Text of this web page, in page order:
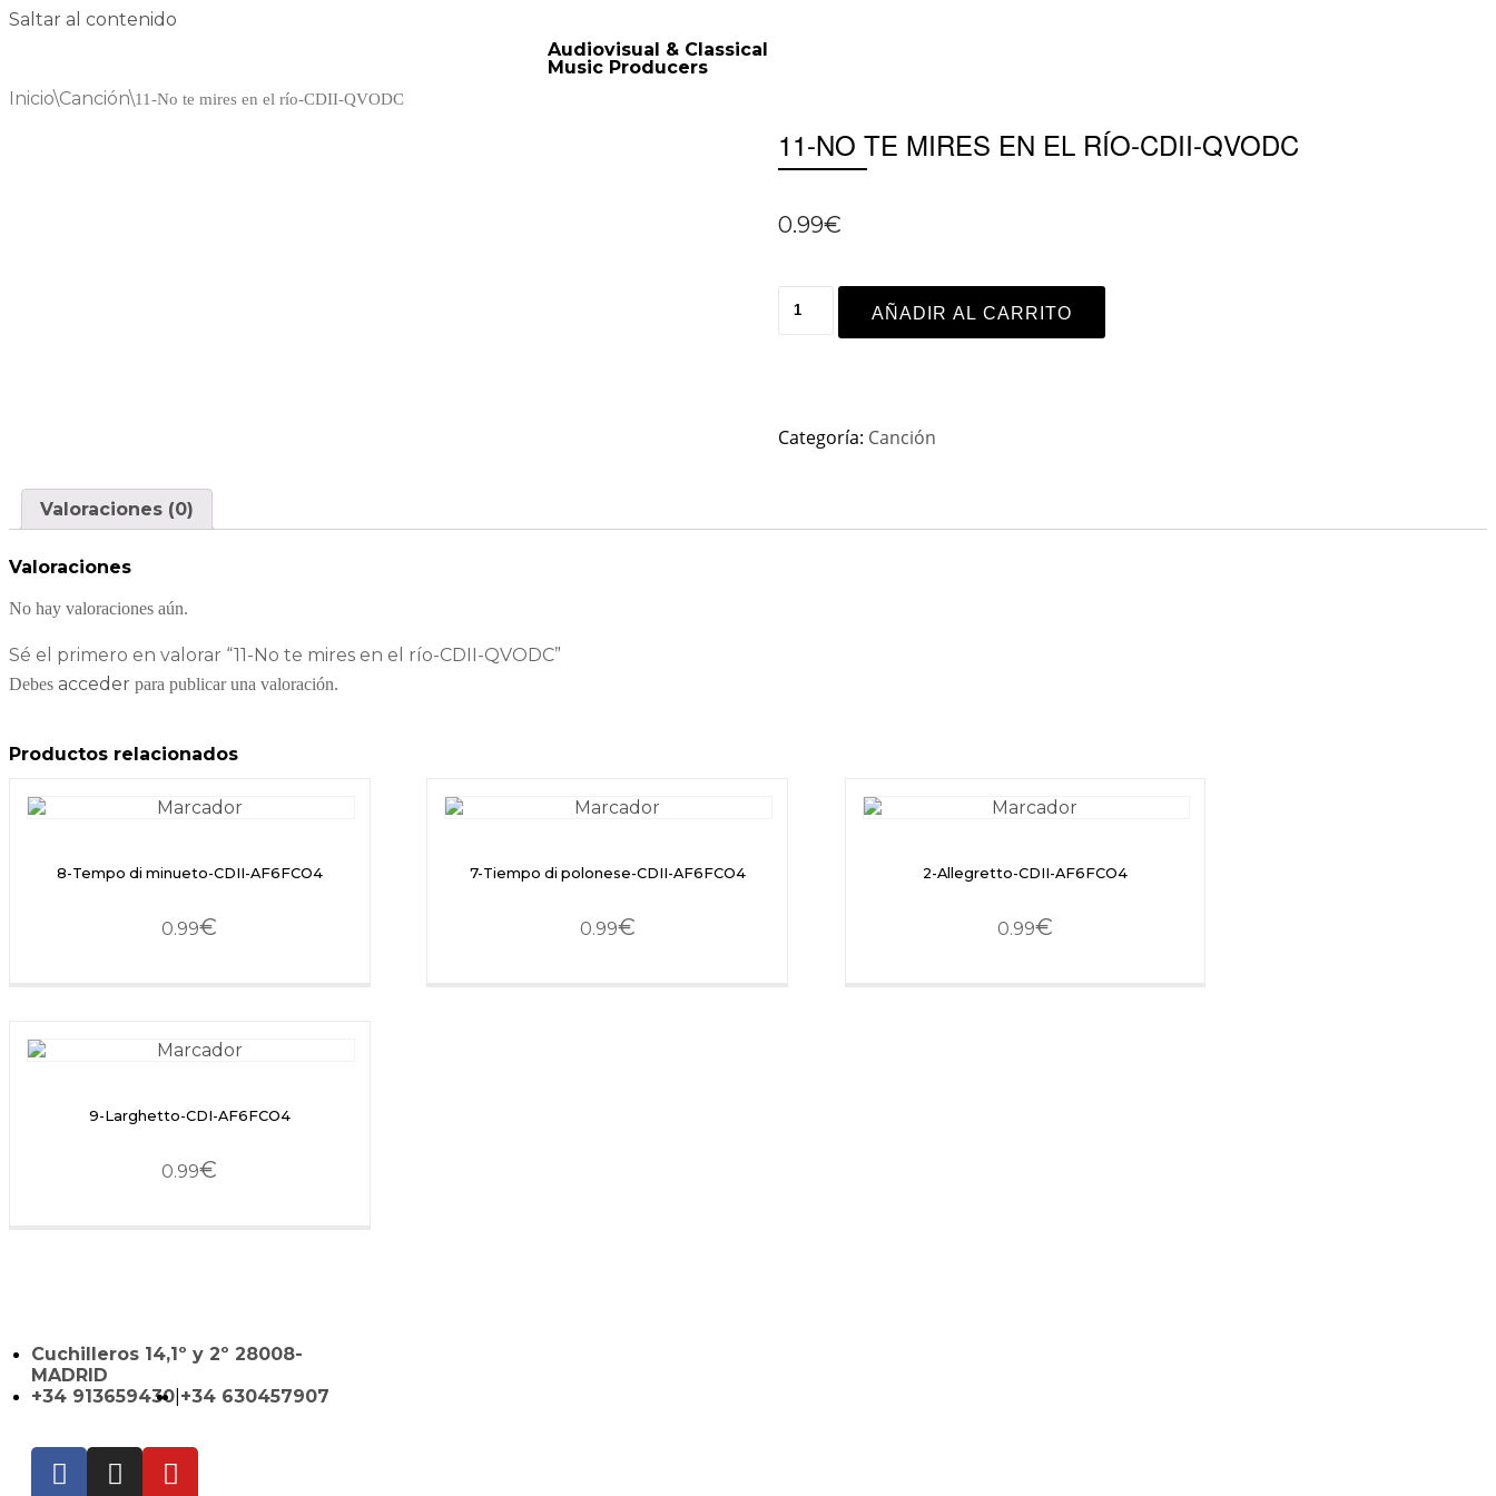
Saltar al contenido
Audiovisual & Classical
Music Producers
Inicio\Canción\11-No te mires en el río-CDII-QVODC
11-NO TE MIRES EN EL RÍO-CDII-QVODC
0.99€
AÑADIR AL CARRITO
Categoría: Canción
Valoraciones (0)
Valoraciones
No hay valoraciones aún.
Sé el primero en valorar “11-No te mires en el río-CDII-QVODC”
Debes acceder para publicar una valoración.
Productos relacionados
8-Tempo di minueto-CDII-AF6FCO4
0.99€
7-Tiempo di polonese-CDII-AF6FCO4
0.99€
2-Allegretto-CDII-AF6FCO4
0.99€
9-Larghetto-CDI-AF6FCO4
0.99€
Cuchilleros 14,1º y 2º 28008-
MADRID
+34 913659430 +34 630457907